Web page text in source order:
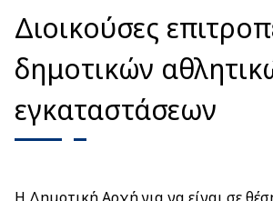
Διοικούσες
δημοτικών
εγκαταστάσεων